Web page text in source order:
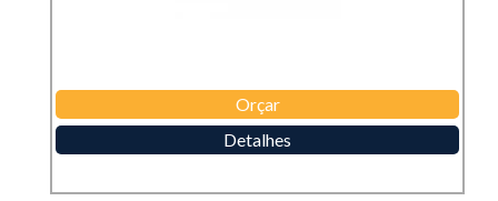
Orçar
Detalhes